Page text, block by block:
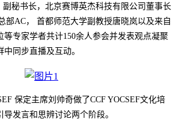
副秘书长，北京赛博英杰科技有限公司董事长
部AC，
首都师范大学副教授唐晓岚以及来自
等专家学者共计150余人参会并发表观点凝聚
同步直播及互动。
保定主席刘帅奇做了CCF YOCSEF文化培
发言和思辨讨论两个阶段。